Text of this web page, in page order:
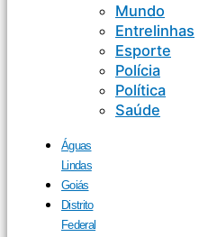
Mundo
Entrelinhas
Esporte
Polícia
Política
Saúde
Águas
Lindas
Goiás
Distrito
Federal